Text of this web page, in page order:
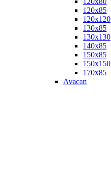
120х85
120х120
130х85
130х130
140х85
150х85
150х150
170х85
Avacan